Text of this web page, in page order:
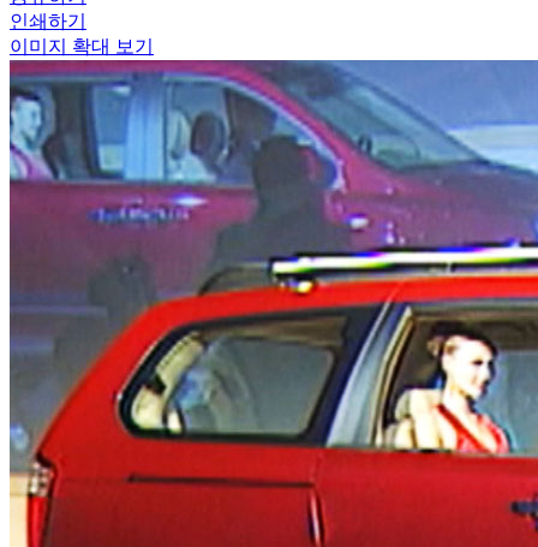
인쇄하기
이미지 확대 보기